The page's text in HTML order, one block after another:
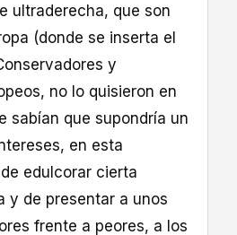
ultraderecha, que son
(donde se inserta el
y
no lo quisieron en
sabían que supondría un
en esta
edulcorar cierta
y de presentar a unos
frente a peores, a los